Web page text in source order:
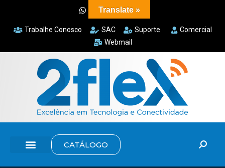
Trabalhe Conosco SAC Suporte
Comercial
Webmail
CATÁLOGO
Translate »